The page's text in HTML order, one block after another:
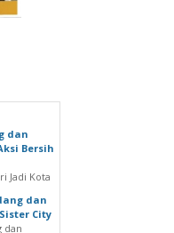
dan
Bersih
Jadi Kota
dan
City
dan